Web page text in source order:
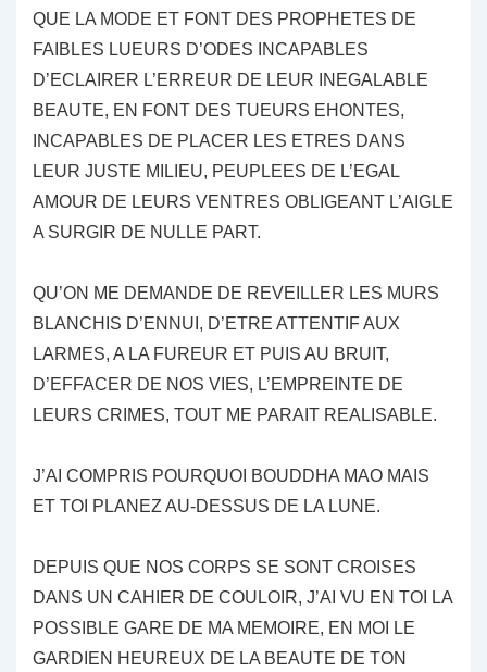
QUE LA MODE ET FONT DES PROPHETES DE
FAIBLES LUEURS D’ODES INCAPABLES
D’ECLAIRER L’ERREUR DE LEUR INEGALABLE
BEAUTE, EN FONT DES TUEURS EHONTES,
INCAPABLES DE PLACER LES ETRES DANS
LEUR JUSTE MILIEU, PEUPLEES DE L’EGAL
AMOUR DE LEURS VENTRES OBLIGEANT L’AIGLE
A SURGIR DE NULLE PART.
QU’ON ME DEMANDE DE REVEILLER LES MURS
BLANCHIS D’ENNUI, D’ETRE ATTENTIF AUX
LARMES, A LA FUREUR ET PUIS AU BRUIT,
D’EFFACER DE NOS VIES, L’EMPREINTE DE
LEURS CRIMES, TOUT ME PARAIT REALISABLE.
J’AI COMPRIS POURQUOI BOUDDHA MAO MAIS
ET TOI PLANEZ AU-DESSUS DE LA LUNE.
DEPUIS QUE NOS CORPS SE SONT CROISES
DANS UN CAHIER DE COULOIR, J’AI VU EN TOI LA
POSSIBLE GARE DE MA MEMOIRE, EN MOI LE
GARDIEN HEUREUX DE LA BEAUTE DE TON